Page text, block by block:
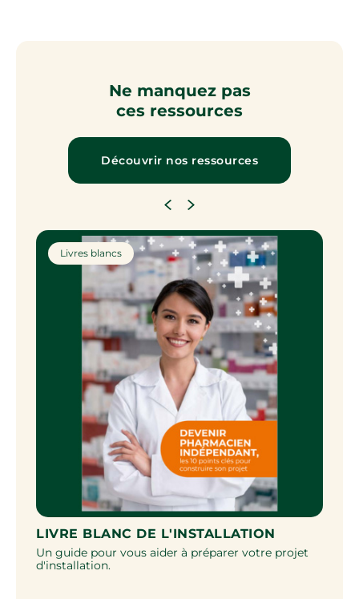
Ne manquez pas
ces ressources
Découvrir nos ressources
Livres blancs
LIVRE BLANC DE L'INSTALLATION
Un guide pour vous aider à préparer votre projet
d'installation.